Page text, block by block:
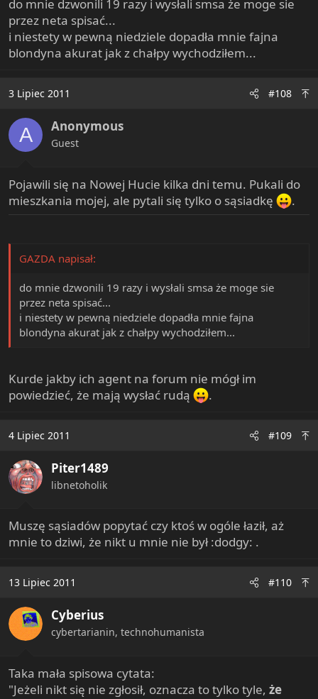
do mnie dzwonili 19 razy i wysłali smsa że moge sie
przez neta spisać...
i niestety w pewną niedziele dopadła mnie fajna
blondyna akurat jak z chałpy wychodziłem...
3 Lipiec 2011 #108
A Anonymous
Guest
Pojawili się na Nowej Hucie kilka dni temu. Pukali do
mieszkania mojej, ale pytali się tylko o sąsiadkę
.
GAZDA napisał:
do mnie dzwonili 19 razy i wysłali smsa że moge sie
przez neta spisać...
i niestety w pewną niedziele dopadła mnie fajna
blondyna akurat jak z chałpy wychodziłem...
Kurde jakby ich agent na forum nie mógł im
powiedzieć, że mają wysłać rudą
.
4 Lipiec 2011 #109
Piter1489
libnetoholik
Muszę sąsiadów popytać czy ktoś w ogóle łaził, aż
mnie to dziwi, że nikt u mnie nie był :dodgy: .
13 Lipiec 2011 #110
Cyberius
cybertarianin, technohumanista
Taka mała spisowa cytata:
"Jeżeli nikt się nie zgłosił, oznacza to tylko tyle, że